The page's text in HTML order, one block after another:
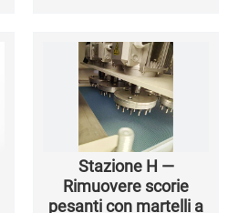
Stazione H —
Rimuovere scorie
pesanti con martelli a